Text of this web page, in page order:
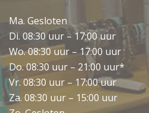
Veron
Wij reageren
Ma. Gesloten
Di. 08:30 uur – 17:00 uur
Wo. 08:30 uur – 17:00 uur
Do. 08:30 uur – 21:00 uur*
Vr. 08:30 uur – 17:00 uur
Za. 08:30 uur – 15:00 uur